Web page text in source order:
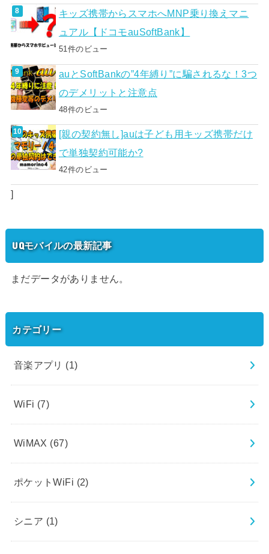
キッズ携帯からスマホへMNP乗り換えマニ
ュアル【ドコモauSoftBank】
51件のビュー
auとSoftBankの”4年縛り”に騙されるな！3つ
のデメリットと注意点
48件のビュー
[親の契約無し]auは子ども用キッズ携帯だけ
で単独契約可能か?
42件のビュー
]
UQモバイルの最新記事
まだデータがありません。
カテゴリー
音楽アプリ (1)
WiFi (7)
WiMAX (67)
ポケットWiFi (2)
シニア (1)